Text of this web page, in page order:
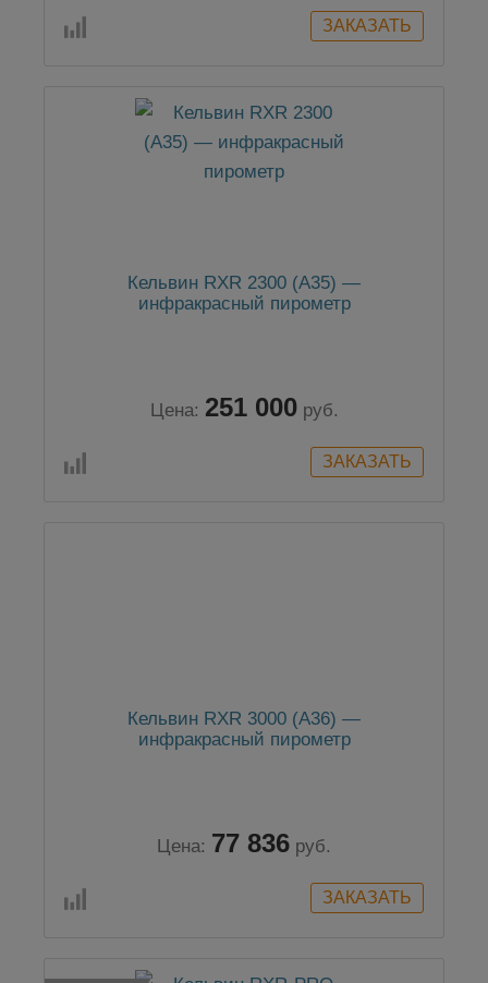
Кельвин RXR 2300 (А35) —
инфракрасный пирометр
Цена: 251 000 руб.
Кельвин RXR 3000 (А36) —
инфракрасный пирометр
Цена: 77 836 руб.